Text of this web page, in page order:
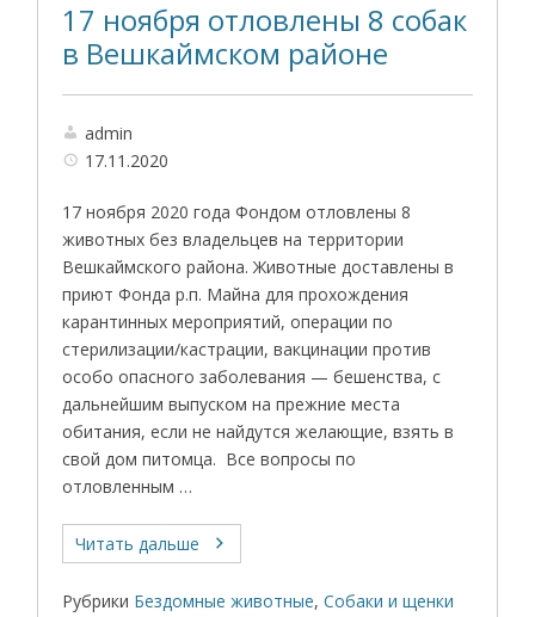
17 ноября отловлены 8 собак
в Вешкаймском районе
admin
17.11.2020
17 ноября 2020 года Фондом отловлены 8
животных без владельцев на территории
Вешкаймского района. Животные доставлены в
приют Фонда р.п. Майна для прохождения
карантинных мероприятий, операции по
стерилизации/кастрации, вакцинации против
особо опасного заболевания — бешенства, с
дальнейшим выпуском на прежние места
обитания, если не найдутся желающие, взять в
свой дом питомца. Все вопросы по
отловленным …
Читать дальше
Рубрики Бездомные животные,Собаки и щенки